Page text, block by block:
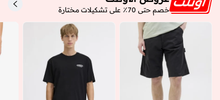
خصم حتى 70٪ على تشكيلات مختارة